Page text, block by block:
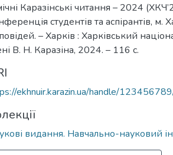
Каразінські читання – 2024
студентів та аспірантів, м.
– Харків : Харківський
В. Н. Каразіна, 2024. – 116 с.
ekhnuir.karazin.ua/handle/
видання. Навчально-науковий